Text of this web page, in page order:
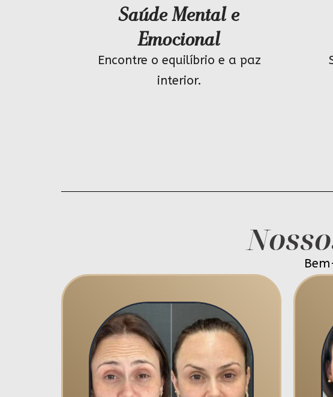
Saúde Mental e
Emocional
Encontre o equilíbrio e a paz
interior.